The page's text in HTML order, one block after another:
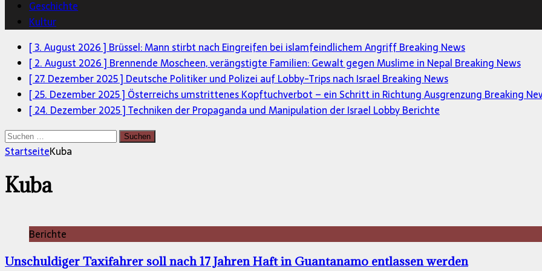
Geschichte
Kultur
[ 3. August 2026 ] Brüssel: Mann stirbt nach Eingreifen bei islamfeindlichem AngriffBreaking News
[ 2. August 2026 ] Brennende Moscheen, verängstigte Familien: Gewalt gegen Muslime in Nepal Breaking News
[ 27. Dezember 2025 ] Deutsche Politiker und Polizei auf Lobby-Trips nach Israel Breaking News
[ 25. Dezember 2025 ] Österreichs umstrittenes Kopftuchverbot – ein Schritt in Richtung Ausgrenzung Breaking
[ 24. Dezember 2025 ]Techniken der Propaganda und Manipulation der Israel LobbyBerichte
Suchen
nach:
StartseiteKuba
Kuba
Berichte
Unschuldiger Taxifahrer soll nach 17 Jahren Haft in Guantanamo entlassen werden